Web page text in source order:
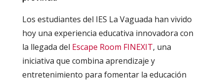
Los estudiantes del IES La Vaguada han vivido
hoy una experiencia educativa innovadora con
la llegada del Escape Room FINEXIT, una
iniciativa que combina aprendizaje y
entretenimiento para fomentar la educación